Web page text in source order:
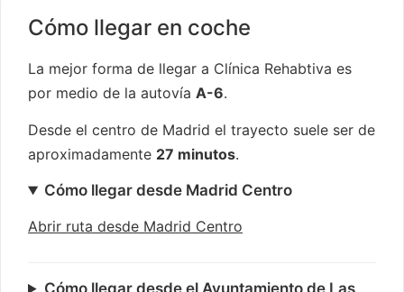
Cómo llegar en coche
La mejor forma de llegar a Clínica Rehabtiva es
por medio de la autovía A-6.
Desde el centro de Madrid el trayecto suele ser de
aproximadamente 27 minutos.
Cómo llegar desde Madrid Centro
Abrir ruta desde Madrid Centro